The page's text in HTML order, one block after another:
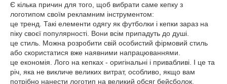
Є кілька причин для того, щоб вибрати саме кепку з
логотипом своїм рекламним інструментом:
це тренд. Такі елементи одягу як футболки і кепки зараз на
піку своєї популярності. Вони всім припадуть до душі.
це стиль. Можна розробити свій особистий фірмовий стиль
або скористатися вже наявними напрацюваннями.
це економія. Лого на кепках - оригінальні і привабливі. І це та
річ, яка не викличе великих витрат, особливо, якщо вам
потрібно нанести логотип на великий обсяг бейсболок.